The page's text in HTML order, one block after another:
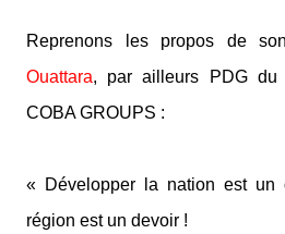
Reprenons les propos de
Ouattara, par ailleurs PDG du
COBA GROUPS :
« Développer la nation est un
région est un devoir !